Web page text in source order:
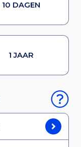
10 DAGEN
1 JAAR